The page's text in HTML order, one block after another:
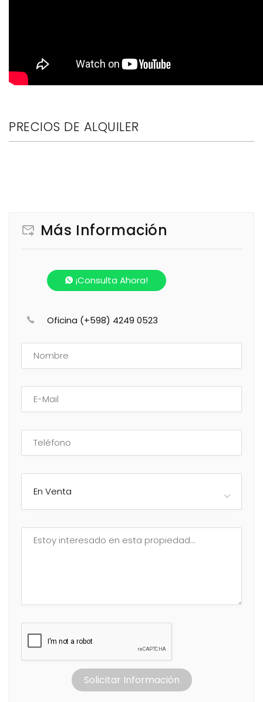
PRECIOS DE ALQUILER
Más Información
¡Consulta Ahora!
Oficina (+598) 4249 0523
En Venta
Solicitar Información